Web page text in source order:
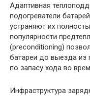
Адаптивная
подогреватели
устраняют их
популярности
(preconditioning)
батареи до выезда из
по запасу хода во
Инфраструктура